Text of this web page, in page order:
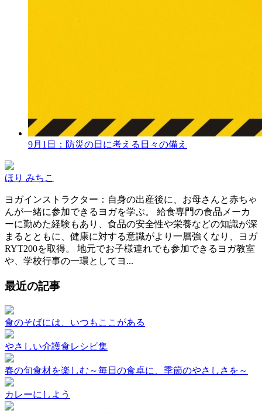
9月1日：防災の日に考える日々の備え
ほり みちこ
ヨガインストラクター：自身の出産後に、お母さんと赤ちゃ
んが一緒に参加できるヨガを学ぶ。 給食専門の食品メーカ
ーに勤めた経験もあり、食品の安全性や栄養などの知識が深
まるとともに、健康に対する意識がより一層強くなり、ヨガ
RYT200を取得。 地元でお子様連れでも参加できるヨガ教室
や、学校行事の一環としてヨ...
最近の記事
食のそばには、いつもここがある
やさしい介護食レシピ集
春の旬食材を楽しむ～毎日の食卓に、季節のやさしさを～
カレーにしよう